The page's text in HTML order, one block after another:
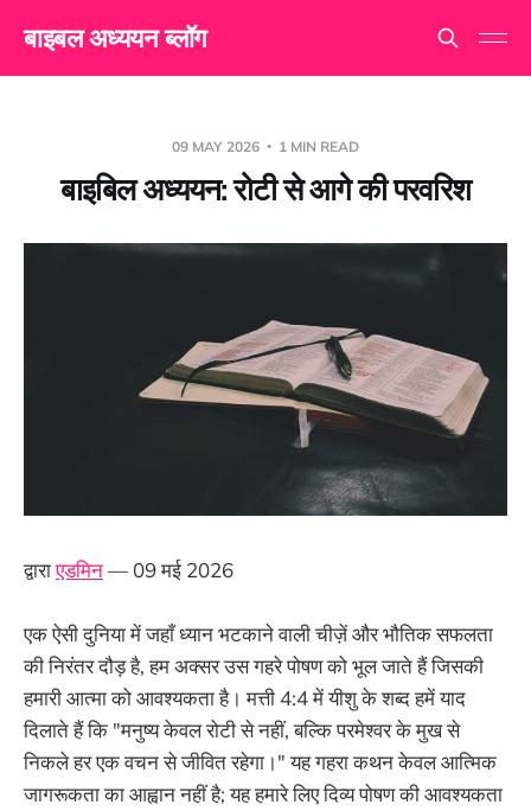
बाइबल अध्ययन ब्लॉग
09 MAY 2026 1 MIN READ
बाइबिल अध्ययन: रोटी से आगे की परवरिश
द्वाराएडमिन— 09 मई 2026
एक ऐसी दुनिया में जहाँ ध्यान भटकाने वाली चीज़ें और भौतिक सफलता
की निरंतर दौड़ है, हम अक्सर उस गहरे पोषण को भूल जाते हैं जिसकी
हमारी आत्मा को आवश्यकता है। मत्ती 4:4 में यीशु के शब्द हमें याद
दिलाते हैं कि "मनुष्य केवल रोटी से नहीं, बल्कि परमेश्वर के मुख से
निकले हर एक वचन से जीवित रहेगा।" यह गहरा कथन केवल आत्मिक
जागरूकता का आह्वान नहीं है; यह हमारे लिए दिव्य पोषण की आवश्यकता